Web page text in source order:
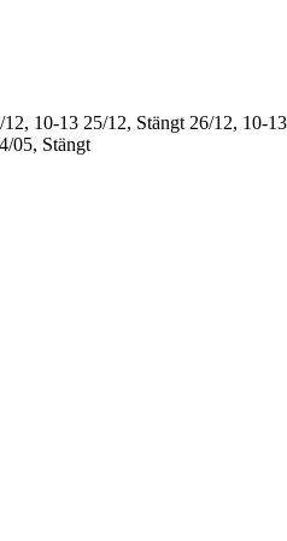
12, 10-13 25/12, Stängt 26/12, 10-13
05, Stängt